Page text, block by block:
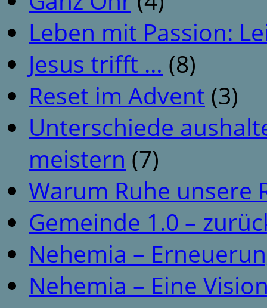
Leben mit Passion:
Jesus trifft … (8)
Reset im Advent (3)
Unterschiede
meistern (7)
Warum Ruhe unsere
Gemeinde 1.0 –
Nehemia –
Nehemia – Eine